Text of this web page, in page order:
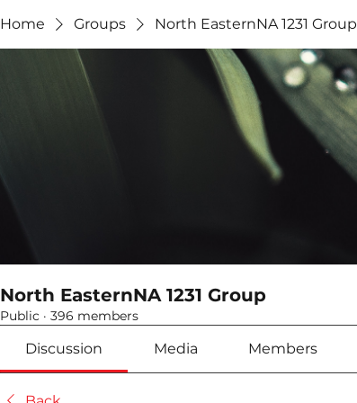
Home Groups North EasternNA 1231 Group
North EasternNA 1231 Group
Public · 396 members
Discussion Media Members